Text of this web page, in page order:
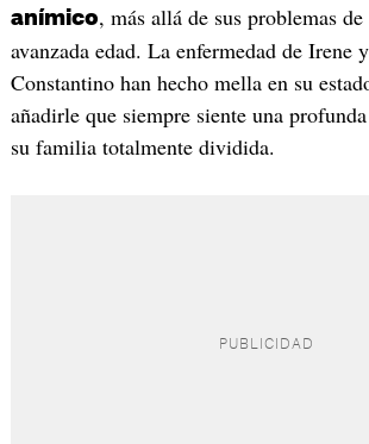
anímico, más allá de sus problemas
avanzada edad. La enfermedad de Irene
Constantino han hecho mella en su
añadirle que siempre siente una
su familia totalmente dividida.